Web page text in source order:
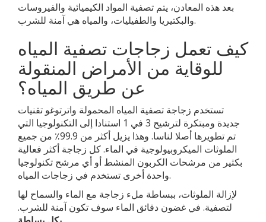
بعد هذه المعادن، يتم تصفية المواد الكيميائية والفيروسات
والبكتيريا والطفيليات، والمياه هي آمنة للشرب.
كيف تعمل زجاجات تصفية المياه
للوقاية من الأمراض المنقولة
عن طريق المياه؟
تستخدم زجاجة تصفية المياه المحمولة واترتوغو تقنيات
جديدة ومبتكرة لترشيح 3 في 1 استنادا إلى التكنولوجيا التي
تم تطويرها أصلا لناسا. وهذا يزيل أكثر من 99.9٪ من جميع
الملوثات الميكروبيولوجية في الماء. كل زجاجة أكثر فعالية
بكثير من مرشحات الكربون المنشط أو أي مرشح تكنولوجيا
واحدة أخرى تستخدم في زجاجات المياه.
لإزالة الملوثات، ببساطة ملء زجاجة مع الماء والسماح لها
لتصفية. في غضون دقائق الماء سوف تكون آمنة للشرب.